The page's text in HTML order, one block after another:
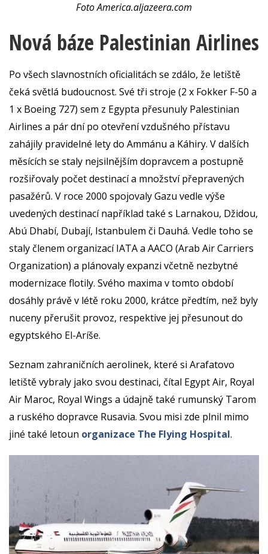
Foto America.aljazeera.com
Nová báze Palestinian Airlines
Po všech slavnostních oficialitách se zdálo, že letiště
čeká světlá budoucnost. Své tři stroje (2 x Fokker F-50 a
1 x Boeing 727) sem z Egypta přesunuly Palestinian
Airlines a pár dní po otevření vzdušného přístavu
zahájily pravidelné lety do Ammánu a Káhiry. V dalších
měsících se staly nejsilnějším dopravcem a postupně
rozšiřovaly počet destinací a množství přepravených
pasažérů. V roce 2000 spojovaly Gazu vedle výše
uvedených destinací například také s Larnakou, Džidou,
Abú Dhabí, Dubají, Istanbulem či Dauhá. Vedle toho se
staly členem organizací IATA a AACO (Arab Air Carriers
Organization) a plánovaly expanzi včetně nezbytné
modernizace flotily. Svého maxima v tomto období
dosáhly právě v létě roku 2000, krátce předtím, než byly
nuceny přerušit provoz, respektive jej přesunout do
egyptského El-Aríše.
Seznam zahraničních aerolinek, které si Arafatovo
letiště vybraly jako svou destinaci, čítal Egypt Air, Royal
Air Maroc, Royal Wings a údajně také rumunský Tarom
a ruského dopravce Rusavia. Svou misi zde plnil mimo
jiné také letoun organizace The Flying Hospital.